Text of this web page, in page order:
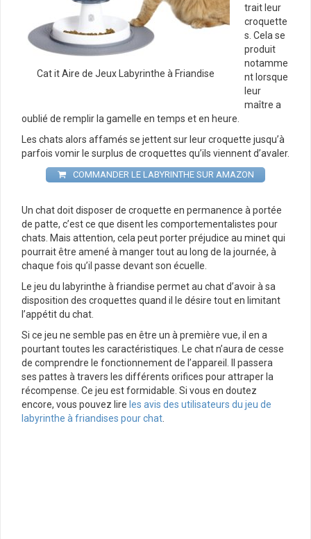
Cat it Aire de Jeux Labyrinthe à Friandise
trait leur
croquette
s. Cela se
produit
notamme
nt lorsque
leur
maître a
oublié de remplir la gamelle en temps et en heure.
Les chats alors affamés se jettent sur leur croquette jusqu’à
parfois vomir le surplus de croquettes qu’ils viennent d’avaler.
COMMANDER LE LABYRINTHE SUR AMAZON
Un chat doit disposer de croquette en permanence à portée
de patte, c’est ce que disent les comportementalistes pour
chats. Mais attention, cela peut porter préjudice au minet qui
pourrait être amené à manger tout au long de la journée, à
chaque fois qu’il passe devant son écuelle.
Le jeu du labyrinthe à friandise permet au chat d’avoir à sa
disposition des croquettes quand il le désire tout en limitant
l’appétit du chat.
Si ce jeu ne semble pas en être un à première vue, il en a
pourtant toutes les caractéristiques. Le chat n’aura de cesse
de comprendre le fonctionnement de l’appareil. Il passera
ses pattes à travers les différents orifices pour attraper la
récompense. Ce jeu est formidable. Si vous en doutez
encore, vous pouvez lire les avis des utilisateurs du jeu de
labyrinthe à friandises pour chat